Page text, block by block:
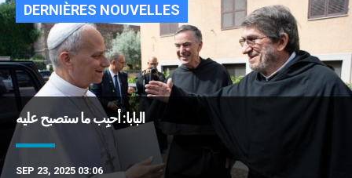
DERNIÈRES NOUVELLES
البابا: أحبِب ما ستصبح عليه
SEP 23, 2025 03:06